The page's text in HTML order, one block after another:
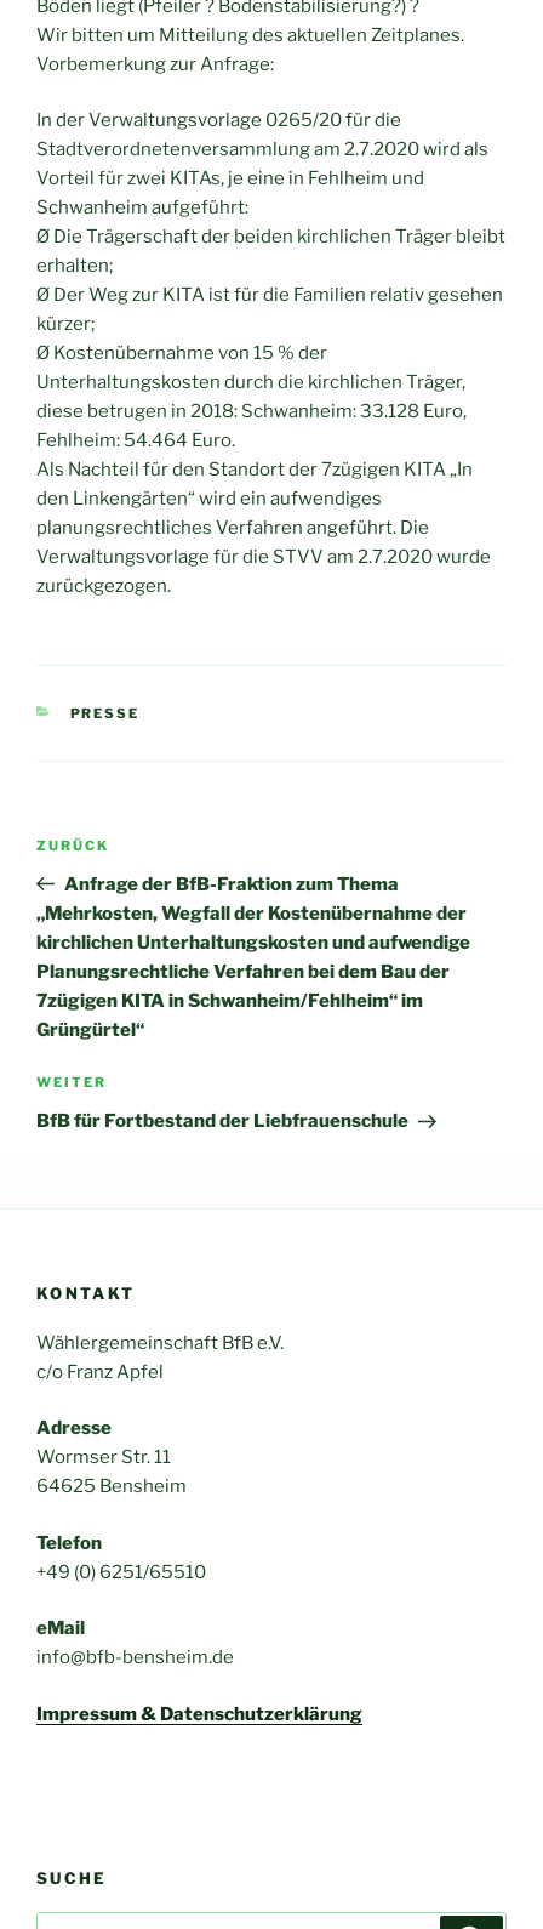
Böden liegt (Pfeiler ? Bodenstabilisierung?) ?
Wir bitten um Mitteilung des aktuellen Zeitplanes.
Vorbemerkung zur Anfrage:
In der Verwaltungsvorlage 0265/20 für die
Stadtverordnetenversammlung am 2.7.2020 wird als
Vorteil für zwei KITAs, je eine in Fehlheim und
Schwanheim aufgeführt:
Ø Die Trägerschaft der beiden kirchlichen Träger bleibt
erhalten;
Ø Der Weg zur KITA ist für die Familien relativ gesehen
kürzer;
Ø Kostenübernahme von 15 % der
Unterhaltungskosten durch die kirchlichen Träger,
diese betrugen in 2018: Schwanheim: 33.128 Euro,
Fehlheim: 54.464 Euro.
Als Nachteil für den Standort der 7zügigen KITA „In
den Linkengärten“ wird ein aufwendiges
planungsrechtliches Verfahren angeführt. Die
Verwaltungsvorlage für die STVV am 2.7.2020 wurde
zurückgezogen.
KATEGORIEN
PRESSE
Beitragsnavigation
Vorheriger
Beitrag
ZURÜCK
Anfrage der BfB-Fraktion zum Thema
„Mehrkosten, Wegfall der Kostenübernahme der
kirchlichen Unterhaltungskosten und aufwendige
Planungsrechtliche Verfahren bei dem Bau der
7zügigen KITA in Schwanheim/Fehlheim“ im
Grüngürtel“
Nächster
Beitrag
WEITER
BfB für Fortbestand der Liebfrauenschule
KONTAKT
Wählergemeinschaft BfB e.V.
c/o Franz Apfel
Adresse
Wormser Str. 11
64625 Bensheim
Telefon
+49 (0) 6251/65510
eMail
info@bfb-bensheim.de
Impressum & Datenschutzerklärung
SUCHE